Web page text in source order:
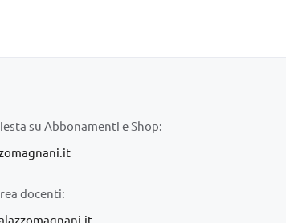
su Abbonamenti e Shop:
docenti: